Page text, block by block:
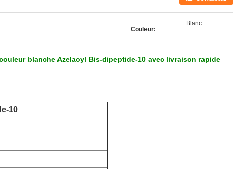
Couleur:
Blanc
blanche Azelaoyl Bis-dipeptide-10 avec livraison rapide
10